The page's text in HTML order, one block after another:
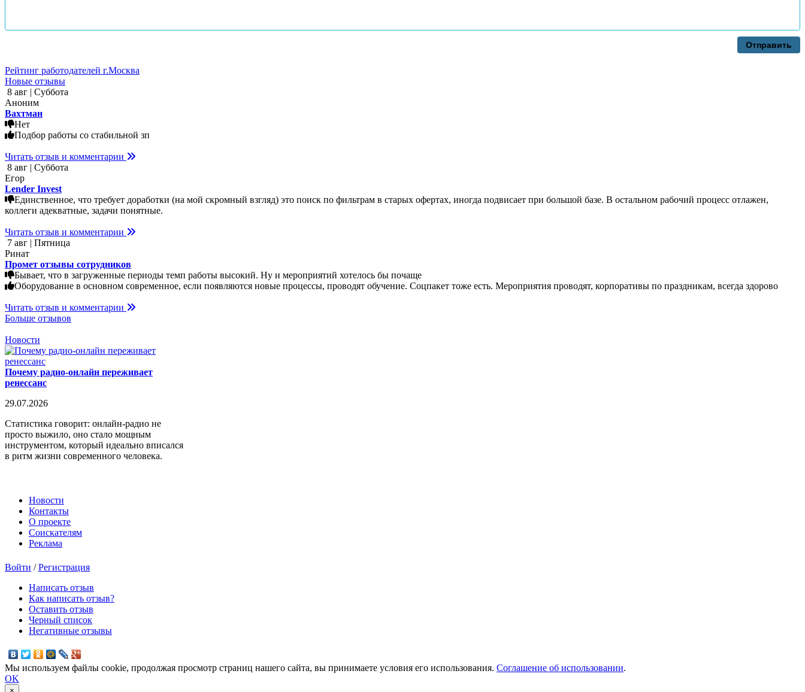
Отправить
Рейтинг работодателей г.Москва
Новые отзывы
8 авг | Суббота
Аноним
Вахтман
Нет
Подбор работы со стабильной зп
Читать отзыв и комментарии
8 авг | Суббота
Егор
Lender Invest
Единственное, что требует доработки (на мой скромный взгляд) это поиск по фильтрам в старых офертах, иногда подвисает при большой базе. В остальном рабочий процесс отлажен,
коллеги адекватные, задачи понятные.
Читать отзыв и комментарии
7 авг | Пятница
Ринат
Промет отзывы сотрудников
Бывает, что в загруженные периоды темп работы высокий. Ну и мероприятий хотелось бы почаще
Оборудование в основном современное, если появляются новые процессы, проводят обучение. Соцпакет тоже есть. Мероприятия проводят, корпоративы по праздникам, всегда здорово
Читать отзыв и комментарии
Больше отзывов
Новости
Почему радио-онлайн переживает
ренессанс
29.07.2026
Статистика говорит: онлайн-радио не
просто выжило, оно стало мощным
инструментом, который идеально вписался
в ритм жизни современного человека.
Новости
Контакты
О проекте
Соискателям
Реклама
Войти /Регистрация
Написать отзыв
Как написать отзыв?
Оставить отзыв
Черный список
Негативные отзывы
Мы используем файлы cookie, продолжая просмотр страниц нашего сайта, вы принимаете условия его использования. Соглашение об использовании.
OK